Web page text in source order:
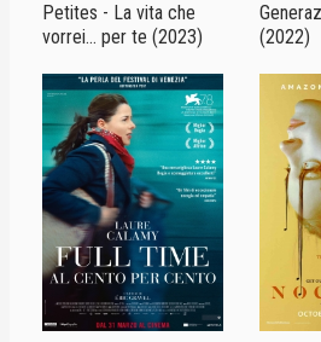
Petites - La vita che
vorrei... per te (2023)
(2022)